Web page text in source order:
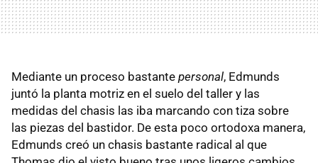
Mediante un proceso bastante personal, Edmunds
juntó la planta motriz en el suelo del taller y las
medidas del chasis las iba marcando con tiza sobre
las piezas del bastidor. De esta poco ortodoxa manera,
Edmunds creó un chasis bastante radical al que